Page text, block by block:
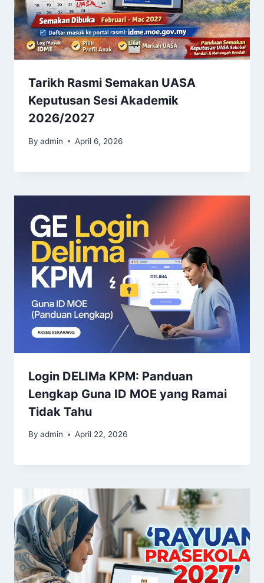
Tarikh Rasmi Semakan UASA
Keputusan Sesi Akademik
2026/2027
By admin April 6, 2026
Login DELIMa KPM: Panduan
Lengkap Guna ID MOE yang Ramai
Tidak Tahu
By admin April 22, 2026